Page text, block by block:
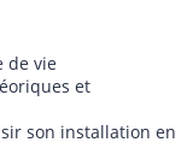
de vie
et
son installation en